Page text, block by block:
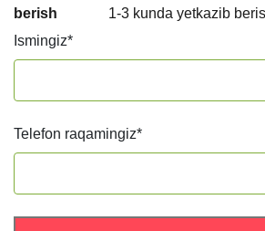
berish
1-3 kunda yetkazib
Ismingiz*
Telefon raqamingiz*